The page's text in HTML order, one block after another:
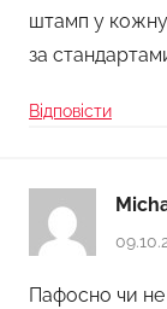
штамп у
за
Відповісти
Пафосно чи